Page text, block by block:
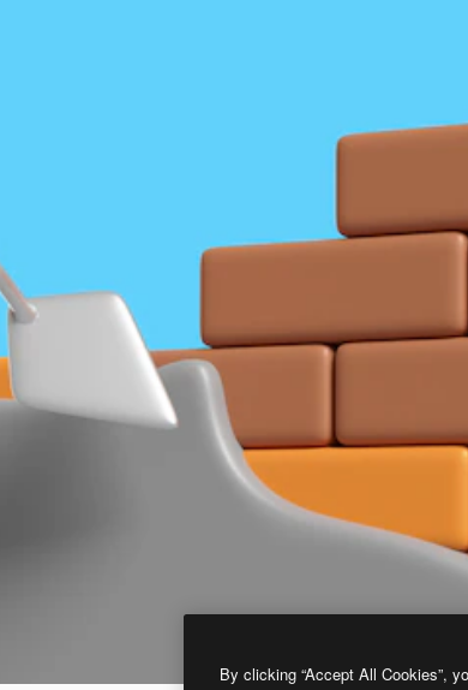
By clicking “Accept All Cookies”,